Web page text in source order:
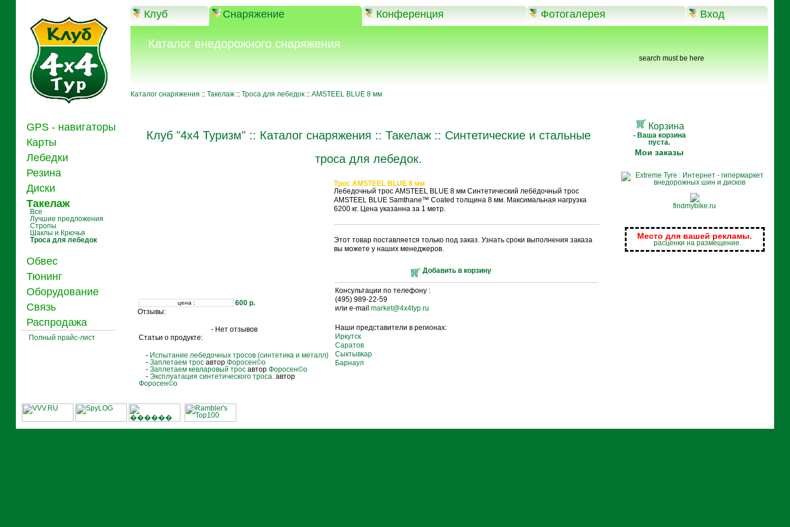
Клуб Снаряжение Конференция Фотогалерея Вход
Каталог внедорожного снаряжения
search must be here
Каталог снаряжения :: Такелаж:: Троса для лебедок:: AMSTEEL BLUE 8 мм
GPS - навигаторы
Карты
Лебедки
Резина
Диски
Такелаж
Все
Лучшие предложения
Cтропы
Шаклы и Крючья
Троса для лебедок
Обвес
Тюнинг
Оборудование
Связь
Распродажа
Полный прайс-лист
Клуб "4x4 Туризм" :: Каталог снаряжения :: Такелаж:: Синтетические и стальные
троса для лебедок.
Трос AMSTEEL BLUE 8 мм
Лебедочный трос AMSTEEL BLUE 8 мм Синтетический лебёдочный трос
AMSTEEL BLUE Samthane™ Coated толщина 8 мм. Максимальная нагрузка
6200 кг. Цена указанна за 1 метр.
Этот товар поставляется только под заказ. Узнать сроки выполнения заказа
вы можете у наших менеджеров.
Добавить в корзину
Консультации по телефону :
(495) 989-22-59
или e-mail market@4x4typ.ru
Наши представители в регионах:
Иркутск
Саратов
Сыктывкар
Барнаул
цена :
600 р.
Отзывы:
- Нет отзывов
Статьи о продукте:
- Испытание лебедочных тросов (синтетика и металл)
- Заплетаем тросавтор Фороcен©о
- Заплетаем кевларовый тросавтор Фороcен©о
- Эксплуатация синтетического троса.автор
Фороcен©о
Корзина
- Ваша корзина
пуста.
Мои заказы
findmybike.ru
Место для вашей рекламы.
расценки на размещение.